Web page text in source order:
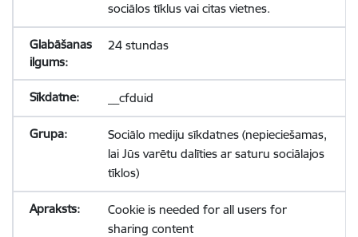
sociālos tīklus vai citas vietnes.
24 stundas
__cfduid
Sociālo mediju sīkdatnes (nepieciešamas,
lai Jūs varētu dalīties ar saturu sociālajos
tīklos)
Cookie is needed for all users for
sharing content